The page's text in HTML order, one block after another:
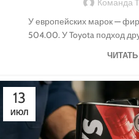
Команда
У европейских марок —
504.00. У Toyota подход
13
ИЮЛ